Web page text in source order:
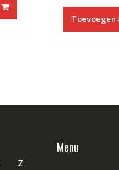
Toevoegen
Z
Menu